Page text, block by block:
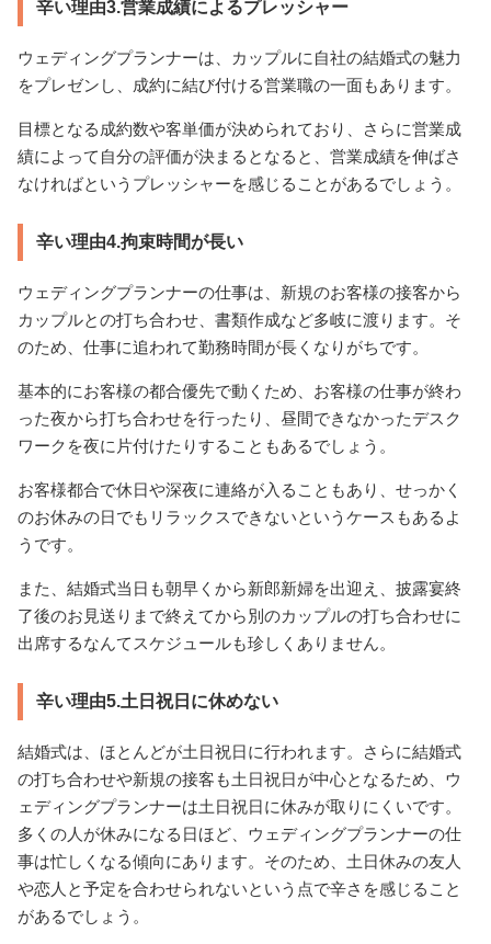
辛い理由3.営業成績によるプレッシャー
ウェディングプランナーは、カップルに自社の結婚式の魅力
をプレゼンし、成約に結び付ける営業職の一面もあります。
目標となる成約数や客単価が決められており、さらに営業成
績によって自分の評価が決まるとなると、営業成績を伸ばさ
なければというプレッシャーを感じることがあるでしょう。
辛い理由4.拘束時間が長い
ウェディングプランナーの仕事は、新規のお客様の接客から
カップルとの打ち合わせ、書類作成など多岐に渡ります。そ
のため、仕事に追われて勤務時間が長くなりがちです。
基本的にお客様の都合優先で動くため、お客様の仕事が終わ
った夜から打ち合わせを行ったり、昼間できなかったデスク
ワークを夜に片付けたりすることもあるでしょう。
お客様都合で休日や深夜に連絡が入ることもあり、せっかく
のお休みの日でもリラックスできないというケースもあるよ
うです。
また、結婚式当日も朝早くから新郎新婦を出迎え、披露宴終
了後のお見送りまで終えてから別のカップルの打ち合わせに
出席するなんてスケジュールも珍しくありません。
辛い理由5.土日祝日に休めない
結婚式は、ほとんどが土日祝日に行われます。さらに結婚式
の打ち合わせや新規の接客も土日祝日が中心となるため、ウ
ェディングプランナーは土日祝日に休みが取りにくいです。
多くの人が休みになる日ほど、ウェディングプランナーの仕
事は忙しくなる傾向にあります。そのため、土日休みの友人
や恋人と予定を合わせられないという点で辛さを感じること
があるでしょう。